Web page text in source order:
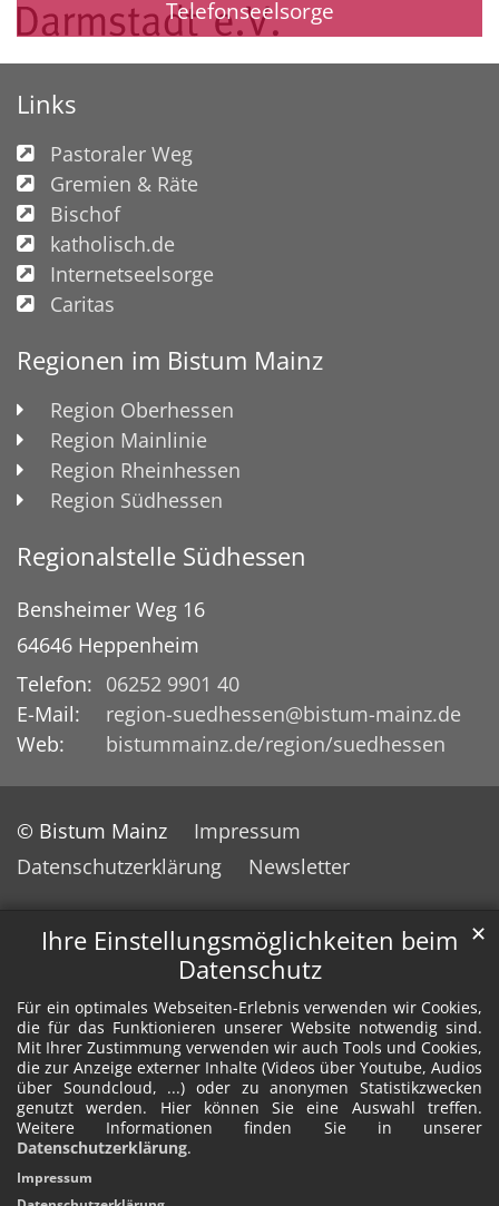
Ihre Einstellungsmöglichkeiten beim
Datenschutz
Für ein optimales Webseiten-Erlebnis verwenden wir Cookies,
die für das Funktionieren unserer Website notwendig sind.
Mit Ihrer Zustimmung verwenden wir auch Tools und Cookies,
die zur Anzeige externer Inhalte (Videos über Youtube, Audios
über Soundcloud, ...) oder zu anonymen Statistikzwecken
genutzt werden. Hier können Sie eine Auswahl treffen.
Weitere Informationen finden Sie in unserer
Datenschutzerklärung.
✕
Impressum
Telefonseelsorge
Links
Pastoraler Weg
Gremien & Räte
Bischof
katholisch.de
Internetseelsorge
Caritas
Regionen im Bistum Mainz
Region Oberhessen
Region Mainlinie
Region Rheinhessen
Region Südhessen
Regionalstelle Südhessen
Bensheimer Weg 16
64646 Heppenheim
Telefon: 06252 9901 40
E-Mail:
region-suedhessen@bistum-mainz.de
Web:
bistummainz.de/region/suedhessen
© Bistum Mainz
Impressum
Datenschutzerklärung
Newsletter